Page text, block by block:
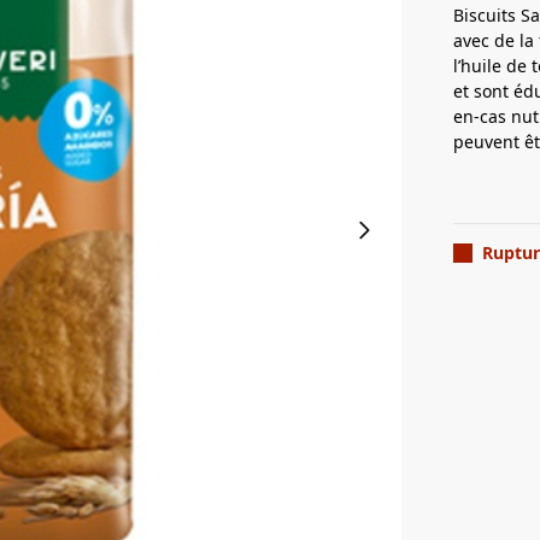
Biscuits
avec de la
l’huile de
et sont
en-cas
peuvent